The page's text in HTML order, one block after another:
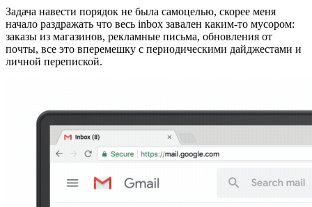
Задача навести порядок не была самоцелью, скорее меня
начало раздражать что весь inbox завален каким-то мусором:
заказы из магазинов, рекламные письма, обновления от
почты, все это вперемешку с периодическими дайджестами и
личной перепиской.